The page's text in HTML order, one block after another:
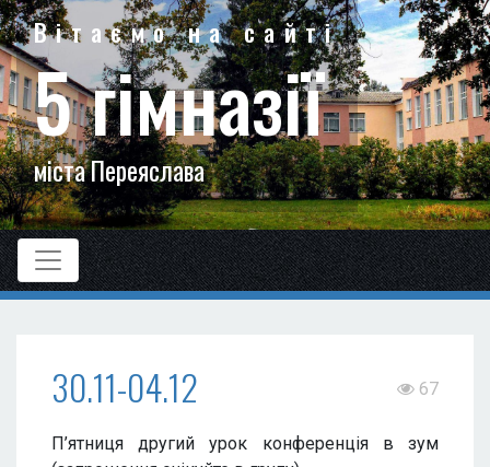
Вітаємо на сайті
5 гімназії
міста Переяслава
30.11-04.12 67
П’ятниця другий урок конференція в зум